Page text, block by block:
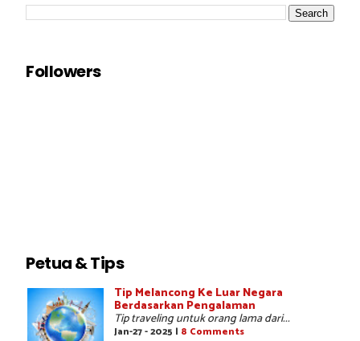
Followers
Petua & Tips
Tip Melancong Ke Luar Negara
Berdasarkan Pengalaman
Tip traveling untuk orang lama dari...
Jan-27 - 2025 | 8 Comments